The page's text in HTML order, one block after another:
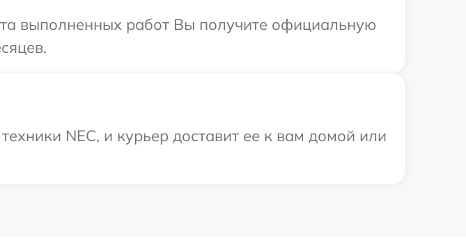
выполненных работ Вы получите официальную
NEC, и курьер доставит ее к вам домой или